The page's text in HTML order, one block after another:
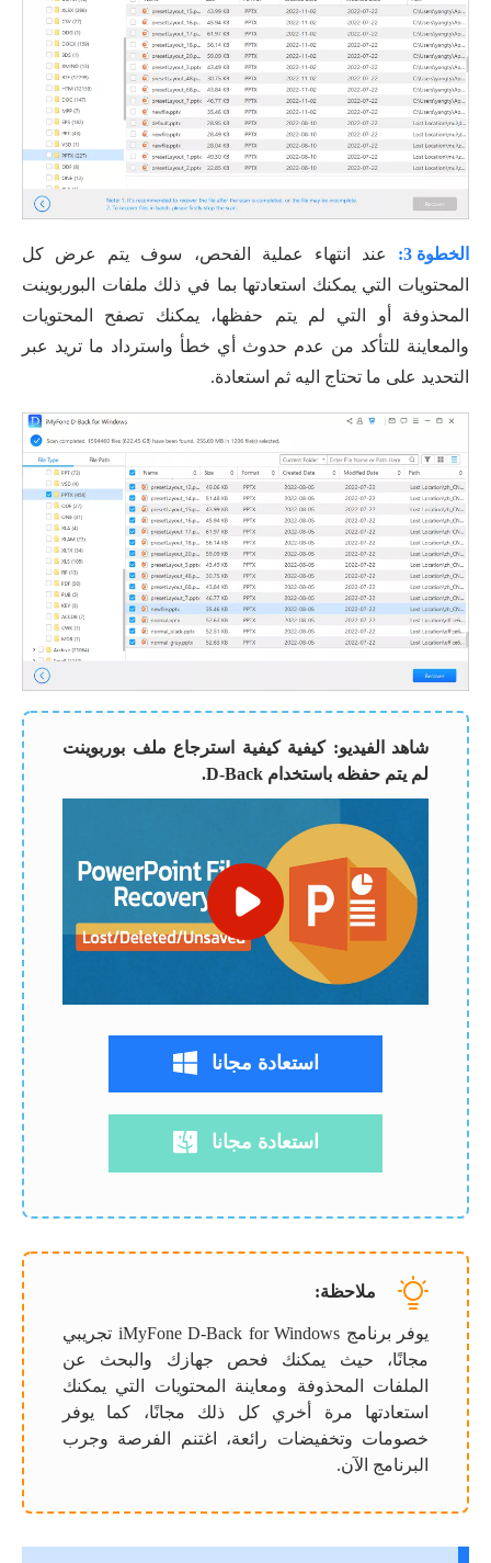
الخطوة 3:
عند انتهاء عملية الفحص، سوف يتم عرض كل
المحتويات التي يمكنك استعادتها بما في ذلك ملفات البوربوينت
المحذوفة أو التي لم يتم حفظها، يمكنك تصفح المحتويات
والمعاينة للتأكد من عدم حدوث أي خطأ واسترداد ما تريد عبر
التحديد على ما تحتاج اليه ثم استعادة.
شاهد الفيديو: كيفية كيفية استرجاع ملف بوربوينت
لم يتم حفظه باستخدام D-Back.
استعادة مجانا
استعادة مجانا
ملاحظة:
يوفر برنامج iMyFone D-Back for Windows تجريبي
مجانًا، حيث يمكنك فحص جهازك والبحث عن
الملفات المحذوفة ومعاينة المحتويات التي يمكنك
استعادتها مرة أخري كل ذلك مجانًا، كما يوفر
خصومات وتخفيضات رائعة، اغتنم الفرصة وجرب
البرنامج الآن.